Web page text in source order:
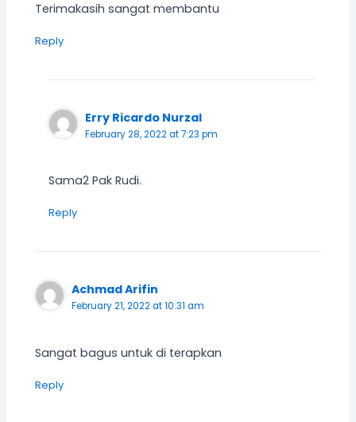
Terimakasih sangat membantu
Reply
Erry Ricardo Nurzal
February 28, 2022 at 7:23 pm
Sama2 Pak Rudi.
Reply
Achmad Arifin
February 21, 2022 at 10:31 am
Sangat bagus untuk di terapkan
Reply